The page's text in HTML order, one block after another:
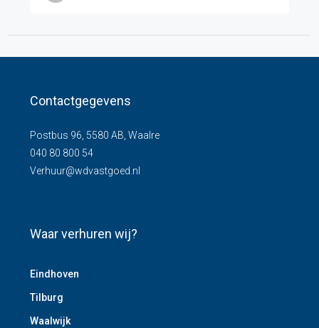
Contactgegevens
Postbus 96, 5580 AB, Waalre
040 80 800 54
Verhuur@wdvastgoed.nl
Waar verhuren wij?
Eindhoven
Tilburg
Waalwijk